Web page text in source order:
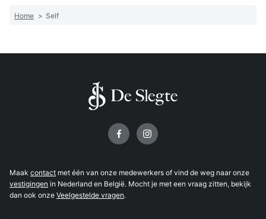
Home > Self
Maak contact met één van onze medewerkers of vind de weg naar onze
vestigingen in Nederland en België. Mocht je met een vraag zitten, bekijk
dan ook onze Veelgestelde vragen.